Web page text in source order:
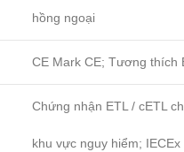
hồng ngoại
CE Mark CE; Tương thích
Chứng nhận ETL / cETL
khu vực nguy hiểm;